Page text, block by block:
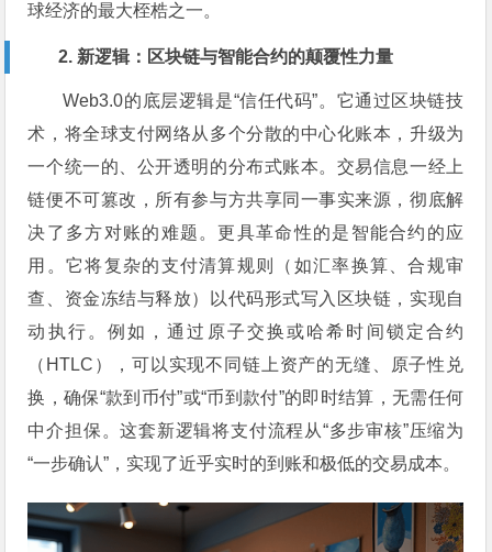
球经济的最大桎梏之一。
2. 新逻辑：区块链与智能合约的颠覆性力量
Web3.0的底层逻辑是“信任代码”。它通过区块链技
术，将全球支付网络从多个分散的中心化账本，升级为
一个统一的、公开透明的分布式账本。交易信息一经上
链便不可篡改，所有参与方共享同一事实来源，彻底解
决了多方对账的难题。更具革命性的是智能合约的应
用。它将复杂的支付清算规则（如汇率换算、合规审
查、资金冻结与释放）以代码形式写入区块链，实现自
动执行。例如，通过原子交换或哈希时间锁定合约
（HTLC），可以实现不同链上资产的无缝、原子性兑
换，确保“款到币付”或“币到款付”的即时结算，无需任何
中介担保。这套新逻辑将支付流程从“多步审核”压缩为
“一步确认”，实现了近乎实时的到账和极低的交易成本。